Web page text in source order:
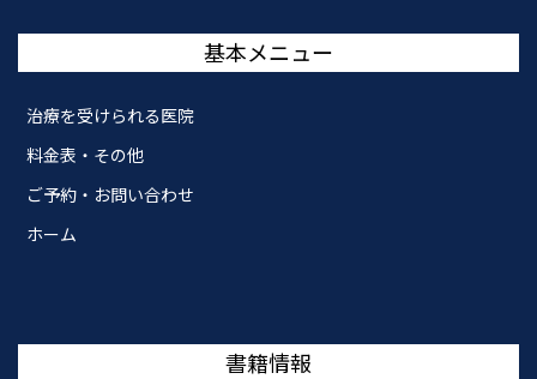
基本メニュー
治療を受けられる医院
料金表・その他
ご予約・お問い合わせ
ホーム
書籍情報